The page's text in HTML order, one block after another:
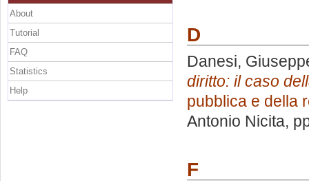
D
Danesi,
diritto: il caso
pubblica e della
Antonio Nicita,
F
About
Tutorial
FAQ
Statistics
Help